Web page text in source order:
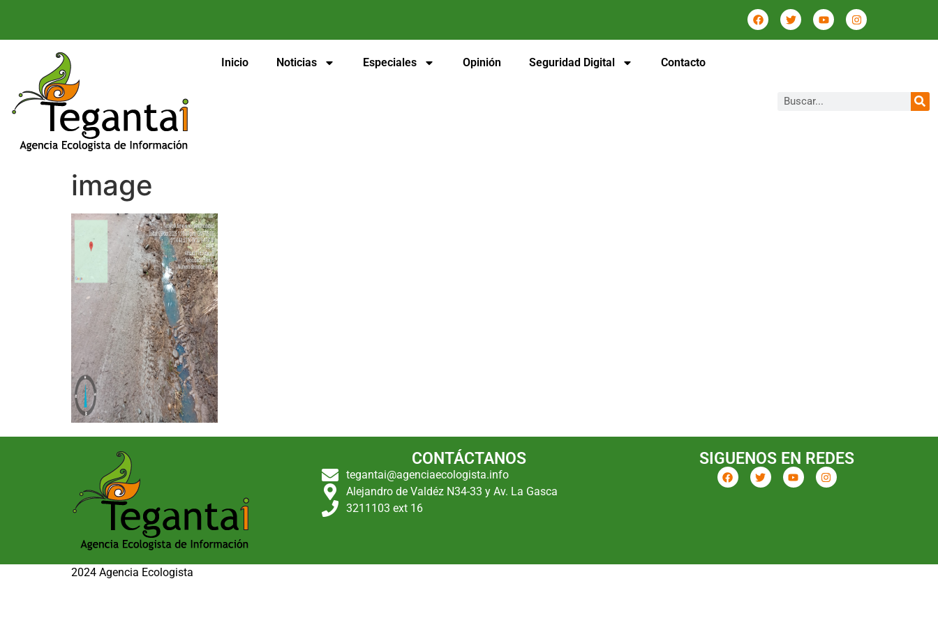
Inicio Noticias Especiales Opinión Seguridad Digital Contacto
image
CONTÁCTANOS
tegantai@agenciaecologista.info
Alejandro de Valdéz N34-33 y Av. La Gasca
3211103 ext 16
SIGUENOS EN REDES
2024 Agencia Ecologista